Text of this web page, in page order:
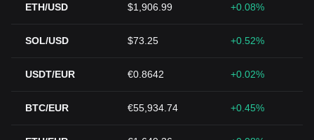
ETH/USD $1,906.99 +0.08%
SOL/USD $73.25 +0.52%
USDT/EUR €0.8642 +0.02%
BTC/EUR €55,934.74 +0.45%